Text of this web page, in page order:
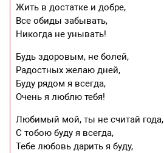
Жить в достатке и добре,
Все обиды забывать,
Никогда не унывать!
Будь здоровым, не болей,
Радостных желаю дней,
Буду рядом я всегда,
Очень я люблю тебя!
Любимый мой, ты не считай года,
С тобою буду я всегда,
Тебе любовь дарить я буду,